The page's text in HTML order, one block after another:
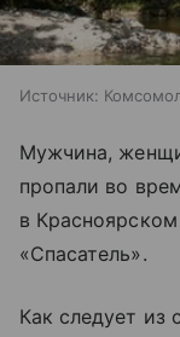
Источник:
Мужчина,
пропали во
в
«Спасатель».
Как следует из